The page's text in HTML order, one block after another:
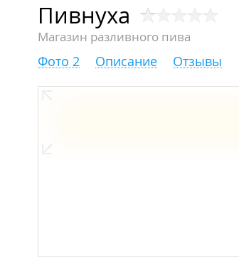
Пивнуха
Магазин разливного пива
Фото 2 Описание Отзывы